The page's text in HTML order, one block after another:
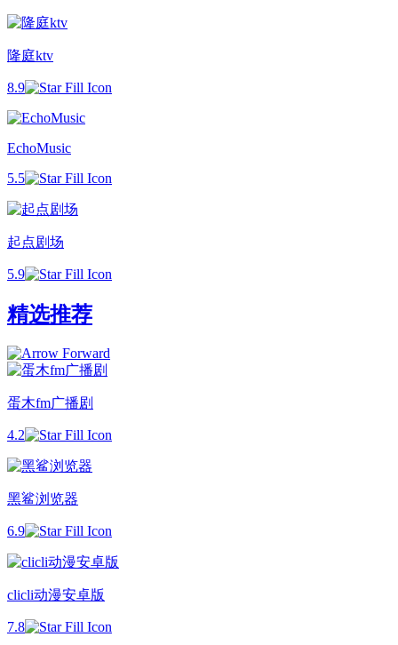
隆庭ktv
8.9
EchoMusic
5.5
起点剧场
5.9
精选推荐
蛋木fm广播剧
4.2
黑鲨浏览器
6.9
clicli动漫安卓版
7.8